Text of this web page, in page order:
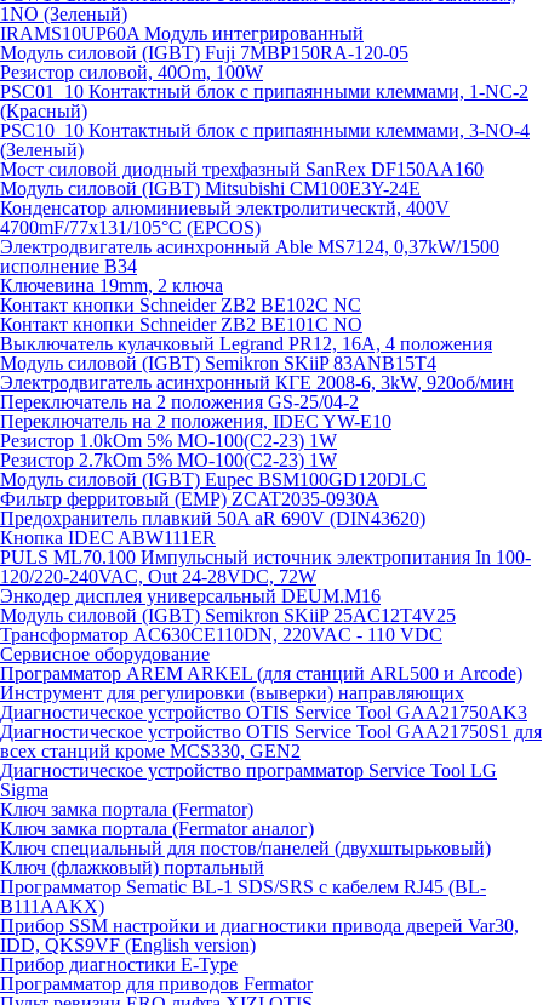
1NO (Зеленый)
IRAMS10UP60A Модуль интегрированный
Модуль силовой (IGBT) Fuji 7MBP150RA-120-05
Резистор силовой, 40Om, 100W
PSC01_10 Контактный блок с припаянными клеммами, 1-NC-2
(Красный)
PSC10_10 Контактный блок с припаянными клеммами, 3-NO-4
(Зеленый)
Мост силовой диодный трехфазный SanRex DF150AA160
Модуль силовой (IGBT) Mitsubishi CM100E3Y-24E
Конденсатор алюминиевый электролитическтй, 400V
4700mF/77x131/105°C (EPCOS)
Электродвигатель асинхронный Able MS7124, 0,37kW/1500
исполнение В34
Ключевина 19mm, 2 ключа
Контакт кнопки Schneider ZB2 BE102C NC
Контакт кнопки Schneider ZB2 BE101C NO
Выключатель кулачковый Legrand PR12, 16A, 4 положения
Модуль силовой (IGBT) Semikron SKiiP 83ANB15T4
Электродвигатель асинхронный КГЕ 2008-6, 3kW, 920об/мин
Переключатель на 2 положения GS-25/04-2
Переключатель на 2 положения, IDEC YW-E10
Резистор 1.0kOm 5% МО-100(С2-23) 1W
Резистор 2.7kOm 5% МО-100(С2-23) 1W
Модуль силовой (IGBT) Eupec BSM100GD120DLC
Фильтр ферритовый (EMP) ZCAT2035-0930A
Предохранитель плавкий 50A aR 690V (DIN43620)
Кнопка IDEC ABW111ER
PULS ML70.100 Импульсный источник электропитания In 100-
120/220-240VAC, Out 24-28VDC, 72W
Энкодер дисплея универсальный DEUM.M16
Модуль силовой (IGBT) Semikron SKiiP 25AC12T4V25
Трансформатор AC630CE110DN, 220VAC - 110 VDC
Сервисное оборудование
Программатор AREM ARKEL (для станций ARL500 и Arcode)
Инструмент для регулировки (выверки) направляющих
Диагностическое устройство OTIS Service Tool GAA21750AK3
Диагностическое устройство OTIS Service Tool GAA21750S1 для
всех станций кроме MCS330, GEN2
Диагностическое устройство программатор Service Tool LG
Sigma
Ключ замка портала (Fermator)
Ключ замка портала (Fermator аналог)
Ключ специальный для постов/панелей (двухштырьковый)
Ключ (флажковый) портальный
Программатор Sematic BL-1 SDS/SRS с кабелем RJ45 (BL-
B111AAKX)
Прибор SSM настройки и диагностики привода дверей Var30,
IDD, QKS9VF (English version)
Прибор диагностики E-Type
Программатор для приводов Fermator